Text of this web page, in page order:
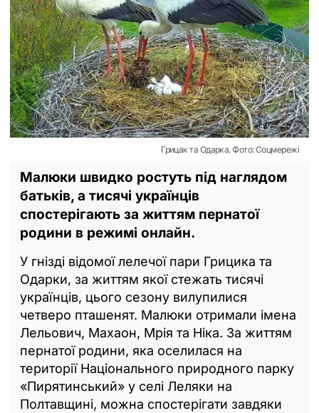
Грицак та Одарка. Фото: Соцмережі
Малюки швидко ростуть під наглядом
батьків, а тисячі українців
спостерігають за життям пернатої
родини в режимі онлайн.
У гнізді відомої лелечої пари Грицика та
Одарки, за життям якої стежать тисячі
українців, цього сезону вилупилися
четверо пташенят. Малюки отримали імена
Лельович, Махаон, Мрія та Ніка. За життям
пернатої родини, яка оселилася на
території Національного природного парку
«Пирятинський» у селі Леляки на
Полтавщині, можна спостерігати завдяки